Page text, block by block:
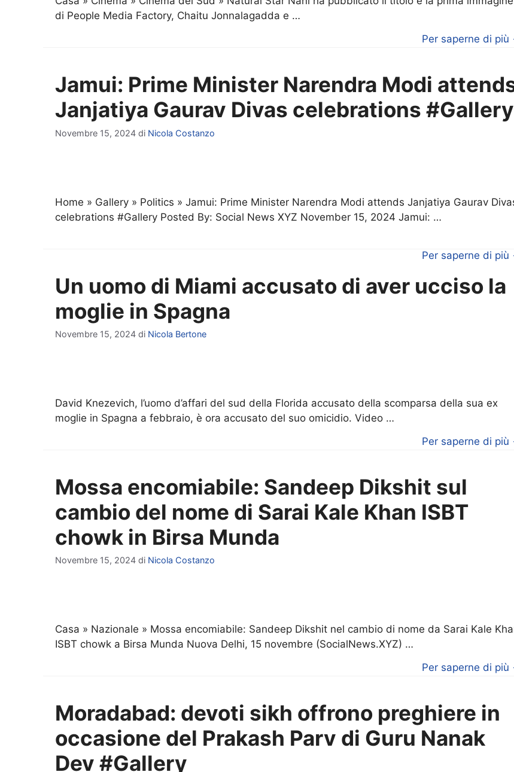
di People Media Factory, Chaitu Jonnalagadda e …
Per saperne di
Jamui: Prime Minister Narendra Modi
Janjatiya Gaurav Divas celebrations #Gallery
Novembre 15, 2024 di Nicola Costanzo
Home » Gallery » Politics » Jamui: Prime Minister Narendra Modi attends Janjatiya Gaurav
celebrations #Gallery Posted By: Social News XYZ November 15, 2024 Jamui: …
Per saperne di
Un uomo di Miami accusato di aver ucciso la
moglie in Spagna
Novembre 15, 2024 di Nicola Bertone
David Knezevich, l’uomo d’affari del sud della Florida accusato della scomparsa della sua ex
moglie in Spagna a febbraio, è ora accusato del suo omicidio. Video …
Per saperne di
Mossa encomiabile: Sandeep Dikshit sul
cambio del nome di Sarai Kale Khan ISBT
chowk in Birsa Munda
Novembre 15, 2024 di Nicola Costanzo
Casa » Nazionale » Mossa encomiabile: Sandeep Dikshit nel cambio di nome da Sarai Kale
ISBT chowk a Birsa Munda Nuova Delhi, 15 novembre (SocialNews.XYZ) …
Per saperne di
Moradabad: devoti sikh offrono preghiere in
occasione del Prakash Parv di Guru Nanak
Dev #Gallery